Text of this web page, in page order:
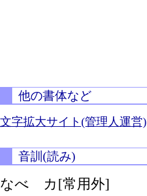
他の書体など
文字拡大サイト(管理人運営)
音訓(読み)
なべ カ[常用外]